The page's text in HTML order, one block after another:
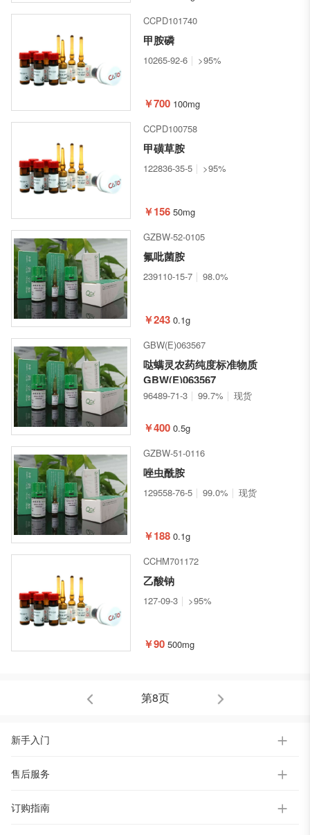
CCPD101740
甲胺磷
10265-92-6 >95%
￥700 100mg
CCPD100758
甲磺草胺
122836-35-5 >95%
￥156 50mg
GZBW-52-0105
氟吡菌胺
239110-15-7 98.0%
￥243 0.1g
GBW(E)063567
哒螨灵农药纯度标准物质
GBW(E)063567
96489-71-3 99.7% 现货
￥400 0.5g
GZBW-51-0116
唑虫酰胺
129558-76-5 99.0% 现货
￥188 0.1g
CCHM701172
乙酸钠
127-09-3 >95%
￥90 500mg
第8页
新手入门
售后服务
订购指南